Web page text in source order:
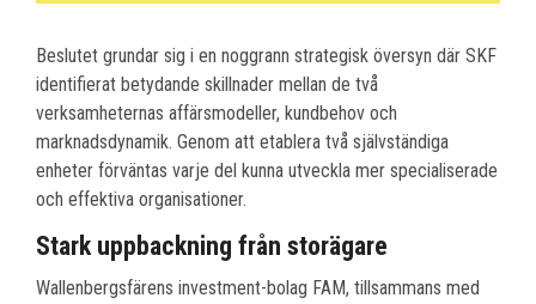
Beslutet grundar sig i en noggrann strategisk översyn där SKF
identifierat betydande skillnader mellan de två
verksamheternas affärsmodeller, kundbehov och
marknadsdynamik. Genom att etablera två självständiga
enheter förväntas varje del kunna utveckla mer specialiserade
och effektiva organisationer.
Stark uppbackning från storägare
Wallenbergsfärens investment-bolag FAM, tillsammans med